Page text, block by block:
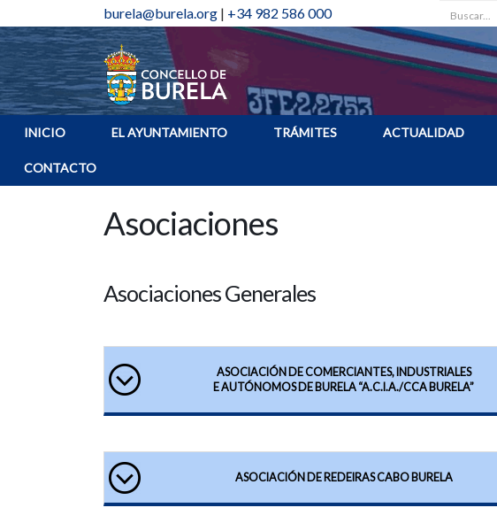
burela@burela.org | +34 982 586 000 Buscar
INICIO EL AYUNTAMIENTO TRÁMITES ACTUALIDAD
CONTACTO
Asociaciones
Asociaciones Generales
ASOCIACIÓN DE COMERCIANTES, INDUSTRIALES
E AUTÓNOMOS DE BURELA “A.C.I.A./CCA BURELA”
ASOCIACIÓN DE REDEIRAS CABO BURELA